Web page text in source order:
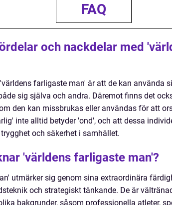
FAQ
och nackdelar med
farligaste man' är att de kan använda
sig själva och andra. Däremot finns det
den kan missbrukas eller användas för att
inte alltid betyder 'ond', och att dessa
och säkerhet i samhället.
'världens farligaste man'?
utmärker sig genom sina extraordinära
och strategiskt tänkande. De är
bakgrunder, såsom professionella atleter,